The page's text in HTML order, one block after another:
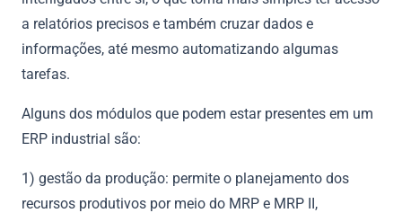
a relatórios precisos e também cruzar dados e
informações, até mesmo automatizando algumas
tarefas.
Alguns dos módulos que podem estar presentes em um
ERP industrial são:
1) gestão da produção: permite o planejamento dos
recursos produtivos por meio do MRP e MRP II,